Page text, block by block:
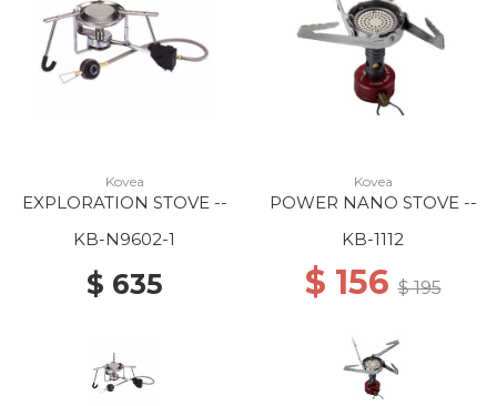
Kovea
EXPLORATION STOVE --
KB-N9602-1
$ 635
Kovea
POWER NANO STOVE --
KB-1112
$ 156$ 195